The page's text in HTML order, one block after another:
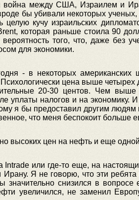
война между США, Израилем и
бы убивали некоторых ученых,
целую кучу израильских
которая раньше стоила 90
того, что, даже без
для экономики.
- в некоторых американских
цена выше четырех
20-30 центов. Чем
уплаты налогов и на
я бы предоставил другим
что меня беспокоит больше
высоких цен на нефть и еще
Intrade или где-то еще, на
Я не говорю, что эти
значительно снизился в
увеличился, не заменил